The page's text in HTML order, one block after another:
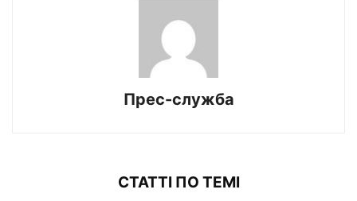
Прес-служба
СТАТТІ ПО ТЕМІ